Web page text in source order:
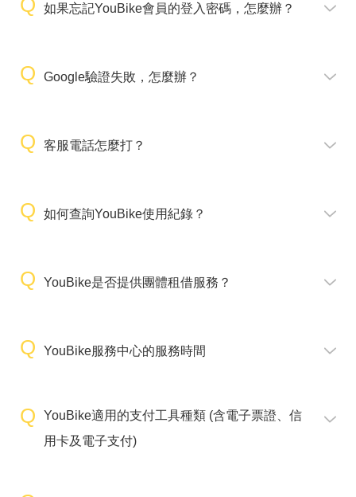
如果忘記YouBike會員的登入密碼，怎麼辦？
Google驗證失敗，怎麼辦？
客服電話怎麼打？
如何查詢YouBike使用紀錄？
YouBike是否提供團體租借服務？
YouBike服務中心的服務時間
YouBike適用的支付工具種類 (含電子票證、信
用卡及電子支付)